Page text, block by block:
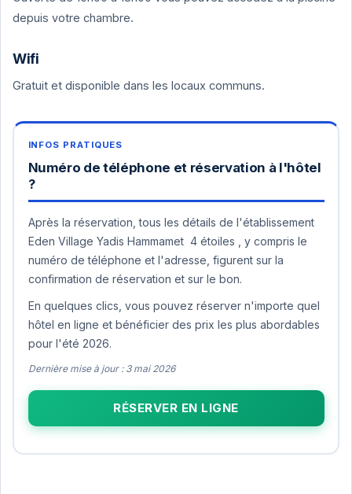
depuis votre chambre.
Wifi
Gratuit et disponible dans les locaux communs.
Numéro de téléphone et réservation à l'hôtel
?
Après la réservation, tous les détails de l'établissement
Eden Village Yadis Hammamet 4 étoiles , y compris le
numéro de téléphone et l'adresse, figurent sur la
confirmation de réservation et sur le bon.
En quelques clics, vous pouvez réserver n'importe quel
hôtel en ligne et bénéficier des prix les plus abordables
pour l'été 2026.
Dernière mise à jour : 3 mai 2026
RÉSERVER EN LIGNE